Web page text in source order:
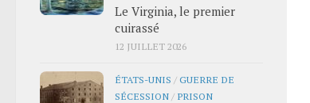
Le Virginia, le premier
cuirassé
12 JUILLET 2026
ÉTATS-UNIS /GUERRE DE
SÉCESSION / PRISON